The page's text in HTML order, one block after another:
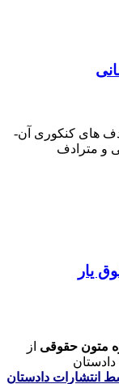
های کنکوری آن-
از
انتشارات دادستان